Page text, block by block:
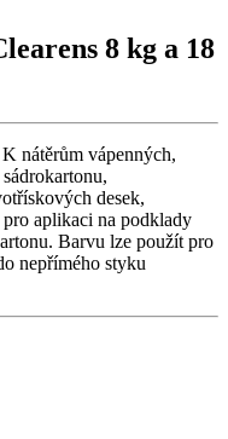
8 kg a 18
nátěrům vápenných,
desek,
aplikaci na podklady
Barvu lze použít pro
nepřímého styku